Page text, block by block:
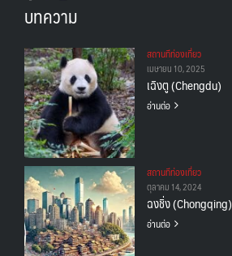
บทความ
สถานทีท่องเที่ยว
เมษายน 10, 2025
เฉิงตู (Chengdu)
อ่านต่อ
สถานทีท่องเที่ยว
ตุลาคม 14, 2024
ฉงชิ่ง (Chongqing)
อ่านต่อ